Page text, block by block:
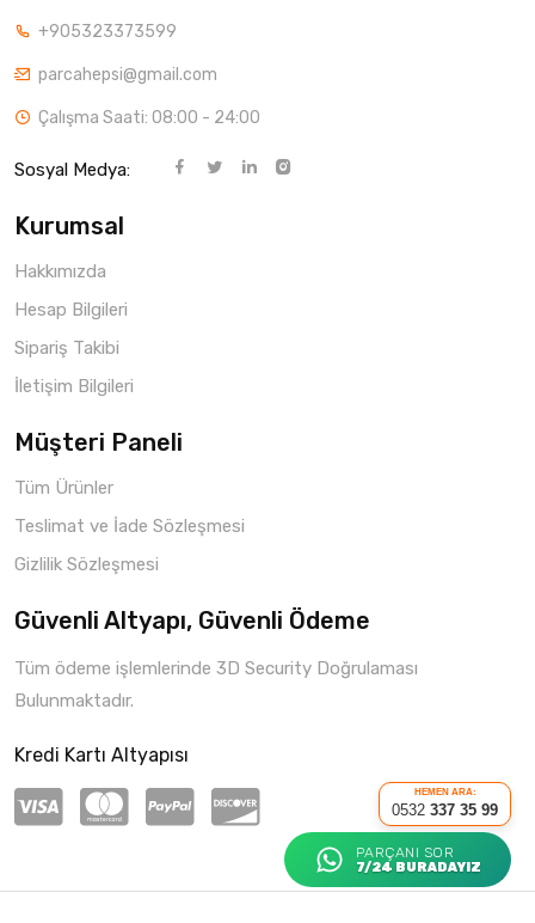
HEMEN ARA:
0532 337 35 99
PARÇANI SOR
7/24 BURADAYIZ
+905323373599
parcahepsi@gmail.com
Çalışma Saati: 08:00 - 24:00
Sosyal Medya:
Kurumsal
Hakkımızda
Hesap Bilgileri
Sipariş Takibi
İletişim Bilgileri
Müşteri Paneli
Tüm Ürünler
Teslimat ve İade Sözleşmesi
Gizlilik Sözleşmesi
Güvenli Altyapı, Güvenli Ödeme
Tüm ödeme işlemlerinde 3D Security Doğrulaması
Bulunmaktadır.
Kredi Kartı Altyapısı